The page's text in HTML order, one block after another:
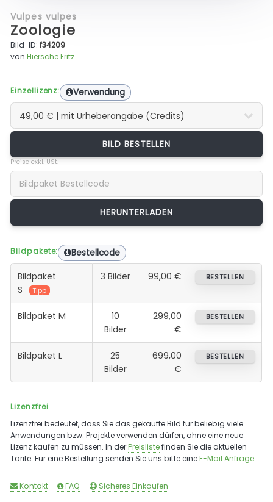
Vulpes vulpes
Zoologie
Bild-ID:f34209
vonHiersche Fritz
Einzellizenz: Verwendung
BILD BESTELLEN
Preise exkl. USt.
Bildpakete: Bestellcode
Bildpaket
S
Tipp
3 Bilder 99,00 € BESTELLEN
Bildpaket M
10
Bilder
299,00
€
BESTELLEN
Bildpaket L
25
Bilder
699,00
€
BESTELLEN
Lizenzfrei
Lizenzfrei bedeutet, dass Sie das gekaufte Bild für beliebig viele
Anwendungen bzw. Projekte verwenden dürfen, ohne eine neue
Lizenz kaufen zu müssen. In derPreislistefinden Sie die aktuellen
Tarife. Für eine Bestellung senden Sie uns bitte eineE-Mail Anfrage.
Kontakt FAQ Sicheres Einkaufen